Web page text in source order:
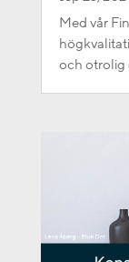
Med vår
och otrolig